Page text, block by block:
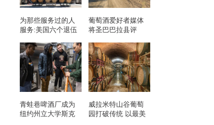
为那些服务过的人
服务:美国六个退伍
品牌
葡萄酒爱好者媒体
将圣巴巴拉县评
青蛙巷啤酒厂成为
纽约州立大学斯克
威拉米特山谷葡萄
园打破传统 以最美